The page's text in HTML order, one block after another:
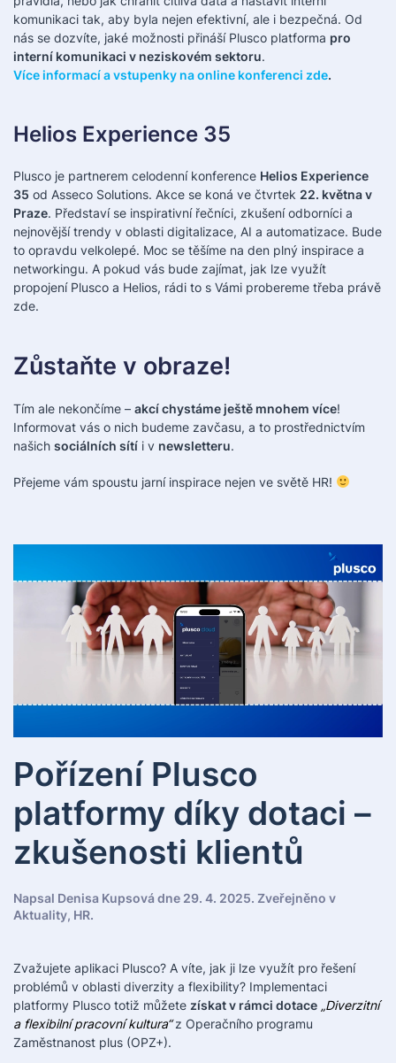
komunikaci tak, aby byla nejen efektivní, ale i bezpečná. Od
nás se dozvíte, jaké možnosti přináší Plusco platforma pro
interní komunikaci v neziskovém sektoru.
Více informací a vstupenky na online konferenci zde.
Helios Experience 35
Plusco je partnerem celodenní konference Helios Experience
35 od Asseco Solutions. Akce se koná ve čtvrtek 22. května v
Praze. Představí se inspirativní řečníci, zkušení odborníci a
nejnovější trendy v oblasti digitalizace, AI a automatizace. Bude
to opravdu velkolepé. Moc se těšíme na den plný inspirace a
networkingu. A pokud vás bude zajímat, jak lze využít
propojení Plusco a Helios, rádi to s Vámi probereme třeba právě
zde.
Zůstaňte v obraze!
Tím ale nekončíme – akcí chystáme ještě mnohem více!
Informovat vás o nich budeme zavčasu, a to prostřednictvím
našich sociálních sítí i v newsletteru.
Přejeme vám spoustu jarní inspirace nejen ve světě HR!
Pořízení Plusco
platformy díky dotaci –
zkušenosti klientů
Napsal Denisa Kupsová dne 29. 4. 2025. Zveřejněno v
Aktuality, HR.
Zvažujete aplikaci Plusco? A víte, jak ji lze využít pro řešení
problémů v oblasti diverzity a flexibility? Implementaci
platformy Plusco totiž můžete získat v rámci dotace „Diverzitní
a flexibilní pracovní kultura“z Operačního programu
Zaměstnanost plus (OPZ+).